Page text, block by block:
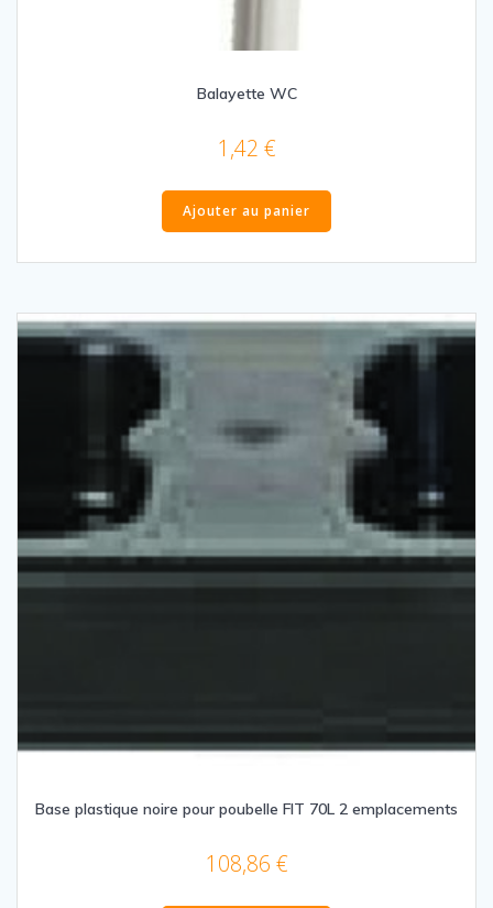
Balayette WC
1,42 €
Ajouter au panier
Base plastique noire pour poubelle FIT 70L 2 emplacements
108,86 €